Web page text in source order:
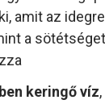
amit az
a
keringő víz